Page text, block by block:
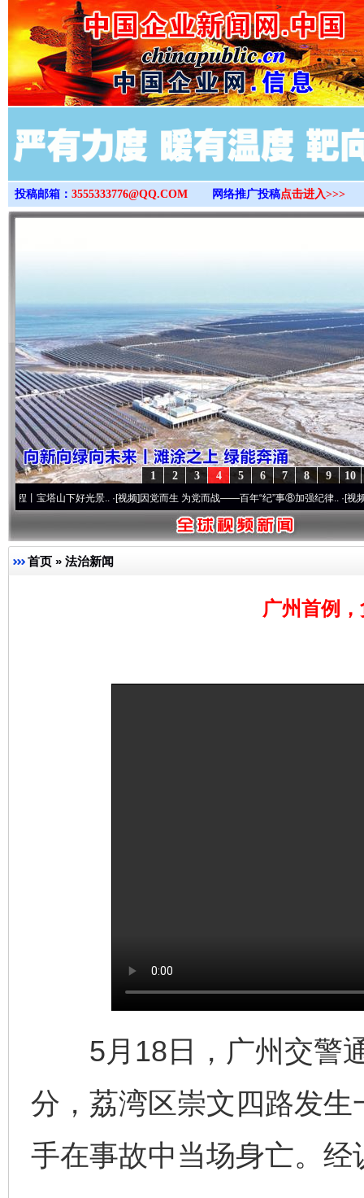
>
投稿邮箱： 3555333776@QQ.COM 网络推广投稿点击进入>>>
10
9
8
7
6
5
4
3
2
1
山下好光景..·[视频]因党而生 为党而战——百年“纪”事⑧加强纪律..·[视频]牢记初心
首页 » 法治新闻
广州首例
5月18日，广州交警通
分，荔湾区崇文四路发
手在事故中当场身亡。
东山县通报“牛蛙产品抗生素超标问题”